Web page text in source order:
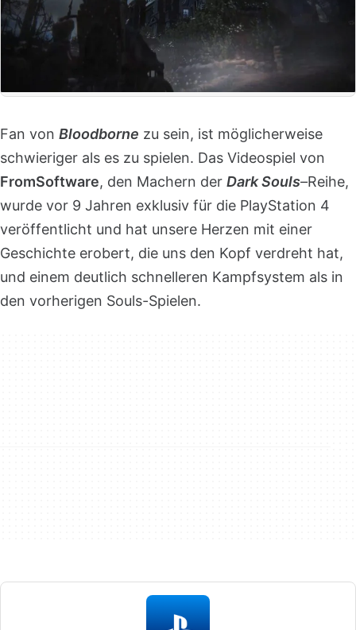
Fan von Bloodborne zu sein, ist möglicherweise
schwieriger als es zu spielen. Das Videospiel von
FromSoftware, den Machern der Dark Souls–Reihe,
wurde vor 9 Jahren exklusiv für die PlayStation 4
veröffentlicht und hat unsere Herzen mit einer
Geschichte erobert, die uns den Kopf verdreht hat,
und einem deutlich schnelleren Kampfsystem als in
den vorherigen Souls-Spielen.